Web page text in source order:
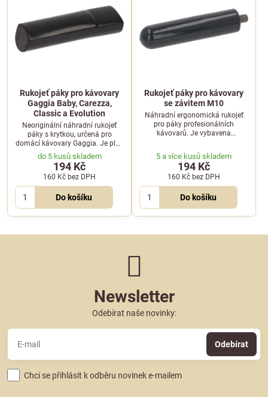
Rukojeť páky pro kávovary
Gaggia Baby, Carezza,
Classic a Evolution
Neoriginální náhradní rukojeť
páky s krytkou, určená pro
domácí kávovary Gaggia. Je plně
kompatibilní s modely Baby,
Carezza, Classic a Evolution.
do 5 kusů skladem
194 Kč
160 Kč bez DPH
Do košíku
Rukojeť páky pro kávovary
se závitem M10
Náhradní ergonomická rukojeť
pro páky profesionálních
kávovarů. Je vybavena
snadnou montáž a pevné
uchycení k tělu páky.
5 a více kusů skladem
194 Kč
160 Kč bez DPH
Do košíku
Newsletter
Odebírat naše novinky:
Odebírat
Chci se přihlásit k odběru novinek e-mailem